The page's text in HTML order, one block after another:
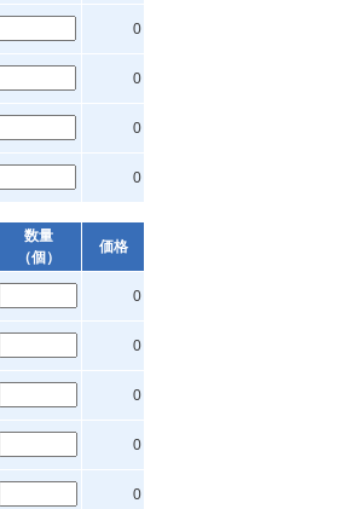
0
0
0
0
数量
（個）
価格
0
0
0
0
0